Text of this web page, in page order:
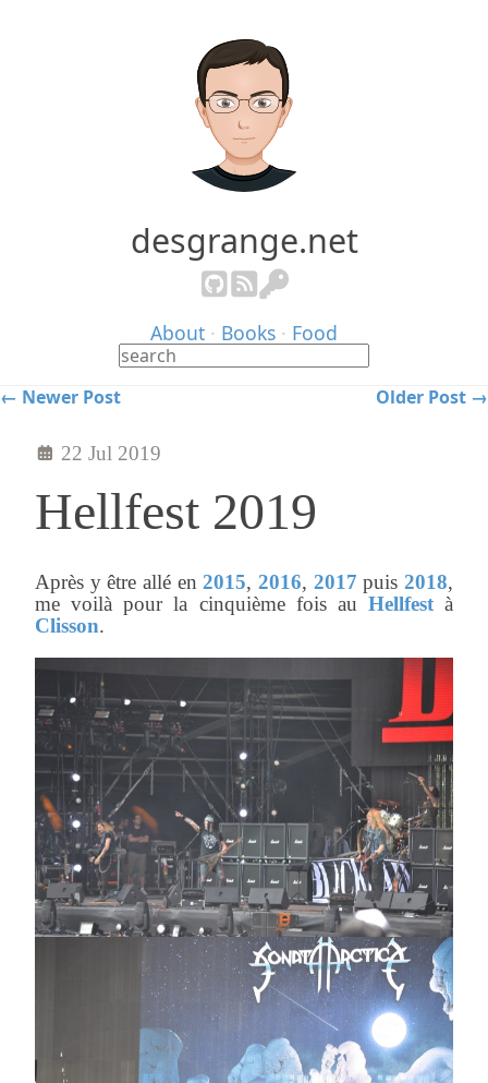
desgrange.net
About · Books · Food
← Newer Post Older Post →
22 Jul 2019
Hellfest 2019
Après y être allé en2015,2016, 2017 puis2018,
me voilà pour la cinquième fois au Hellfestà
Clisson.